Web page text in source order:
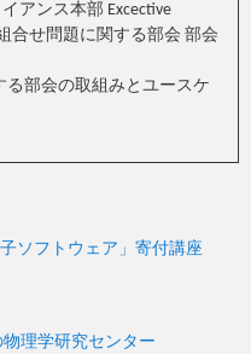
アンス本部 Excective
合せ問題に関する部会 部会
部会の取組みとユースケ
ソフトウェア」寄付講座
理学研究センター